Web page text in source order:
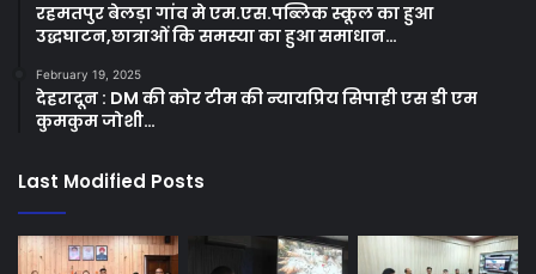
रहमतपुर बेलड़ा गांव मे एम.एस.पब्लिक स्कूल का हुआ
उद्धघाटन,छात्राओं कि समस्या का हुआ समाधान…
February 19, 2025
देहरादून : DM की कोर टीम की न्यायप्रिय सिपाही एस डी एम
कुमकुम जोशी…
Last Modified Posts